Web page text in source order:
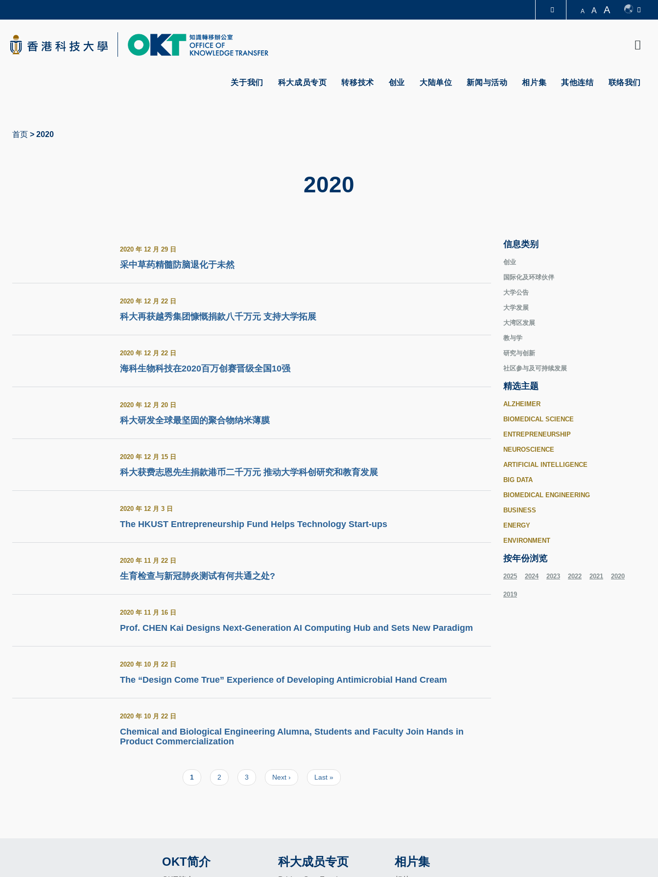
content
更多科大概览
科大新闻
A A A
关于我们 科大成员专页 转移技术 创业 大陆单位 新闻与活动 相片集 其他连结 联络我们
首页 2020
2020
2020 年 12 月 29 日
采中草药精髓防脑退化于未然
2020 年 12 月 22 日
科大再获越秀集团慷慨捐款八千万元 支持大学拓展
2020 年 12 月 22 日
海科生物科技在2020百万创赛晋级全国10强
2020 年 12 月 20 日
科大研发全球最坚固的聚合物纳米薄膜
2020 年 12 月 15 日
科大获费志恩先生捐款港币二千万元 推动大学科创研究和教育发展
2020 年 12 月 3 日
The HKUST Entrepreneurship Fund Helps Technology Start-ups
2020 年 11 月 22 日
生育检查与新冠肺炎测试有何共通之处?
2020 年 11 月 16 日
Prof. CHEN Kai Designs Next-Generation AI Computing Hub and Sets New Paradigm
2020 年 10 月 22 日
The “Design Come True” Experience of Developing Antimicrobial Hand Cream
2020 年 10 月 22 日
Chemical and Biological Engineering Alumna, Students and Faculty Join Hands in
Product Commercialization
当
前
1
页
面
2
页
面
3
Next
page
Next ›
Last
page
Last »
信息类别
创业
国际化及环球伙伴
大学公告
大学发展
大湾区发展
教与学
研究与创新
社区参与及可持续发展
精选主题
ALZHEIMER
BIOMEDICAL SCIENCE
ENTREPRENEURSHIP
NEUROSCIENCE
ARTIFICIAL INTELLIGENCE
BIG DATA
BIOMEDICAL ENGINEERING
BUSINESS
ENERGY
ENVIRONMENT
按年份浏览
2025 2024 2023 2022 2021 2020
2019
Footer
OKT简介
Footer
科大成员专页
Footer
相片集